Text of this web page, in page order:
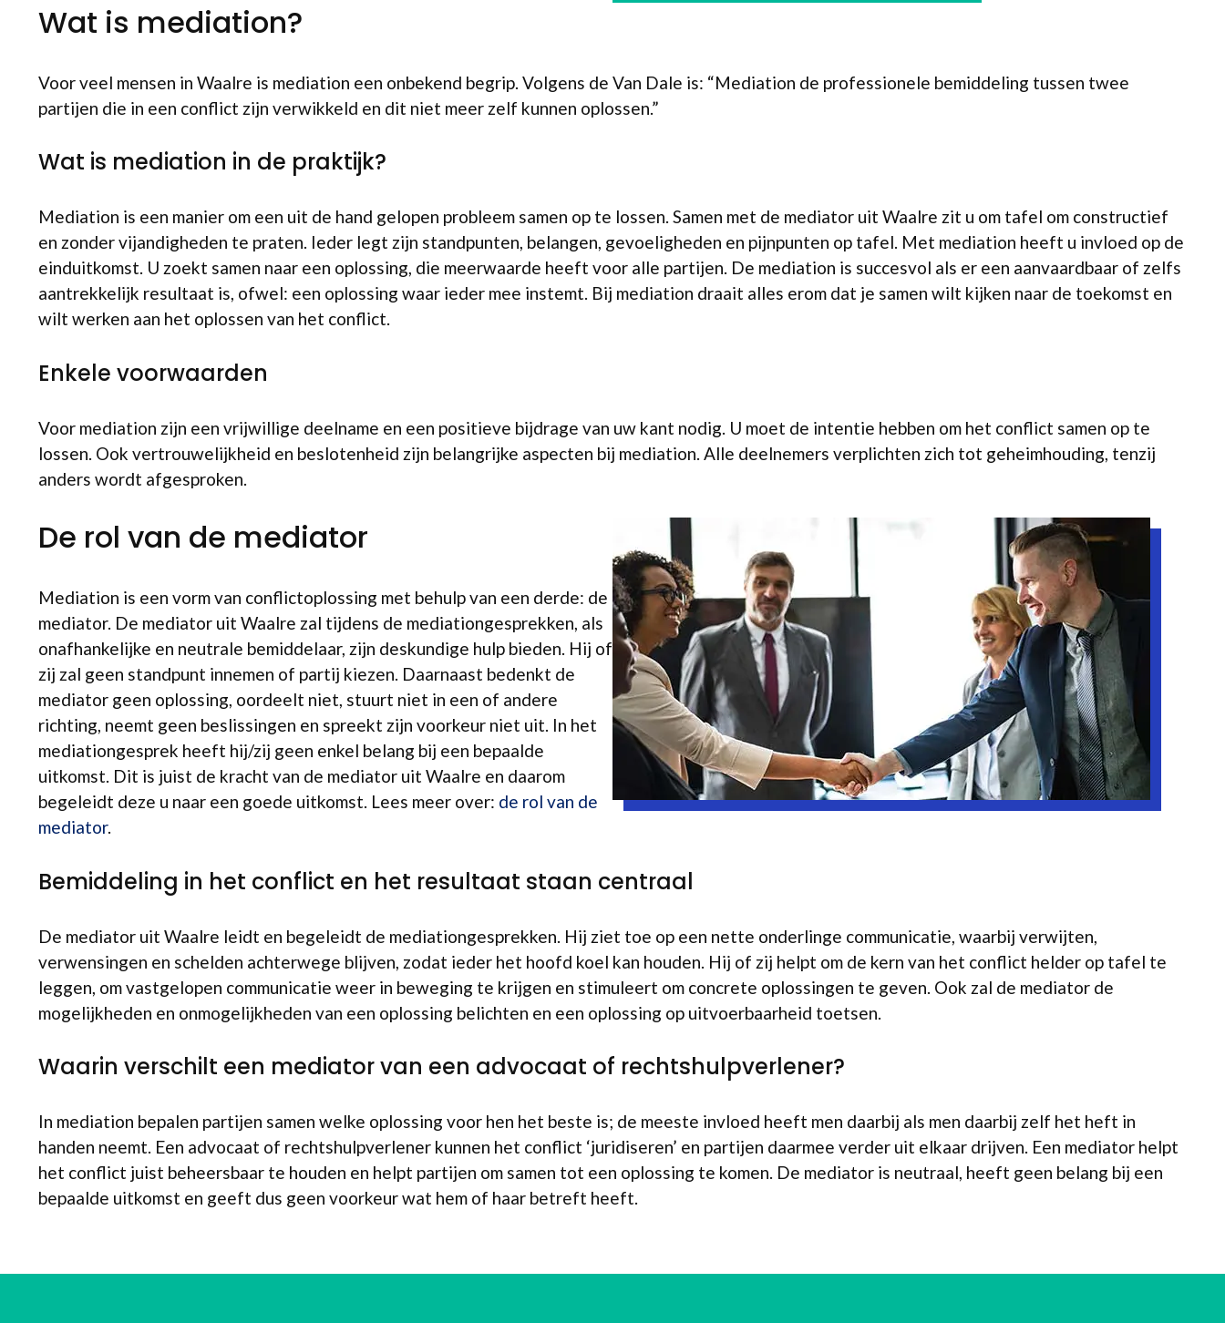
Wat is mediation?
Voor veel mensen in Waalre is mediation een onbekend begrip. Volgens de Van Dale is: “Mediation de professionele bemiddeling tussen twee
partijen die in een conflict zijn verwikkeld en dit niet meer zelf kunnen oplossen.”
Wat is mediation in de praktijk?
Mediation is een manier om een uit de hand gelopen probleem samen op te lossen. Samen met de mediator uit Waalre zit u om tafel om constructief
en zonder vijandigheden te praten. Ieder legt zijn standpunten, belangen, gevoeligheden en pijnpunten op tafel. Met mediation heeft u invloed op de
einduitkomst. U zoekt samen naar een oplossing, die meerwaarde heeft voor alle partijen. De mediation is succesvol als er een aanvaardbaar of zelfs
aantrekkelijk resultaat is, ofwel: een oplossing waar ieder mee instemt. Bij mediation draait alles erom dat je samen wilt kijken naar de toekomst en
wilt werken aan het oplossen van het conflict.
Enkele voorwaarden
Voor mediation zijn een vrijwillige deelname en een positieve bijdrage van uw kant nodig. U moet de intentie hebben om het conflict samen op te
lossen. Ook vertrouwelijkheid en beslotenheid zijn belangrijke aspecten bij mediation. Alle deelnemers verplichten zich tot geheimhouding, tenzij
anders wordt afgesproken.
De rol van de mediator
Mediation is een vorm van conflictoplossing met behulp van een derde: de
mediator. De mediator uit Waalre zal tijdens de mediationgesprekken, als
onafhankelijke en neutrale bemiddelaar, zijn deskundige hulp bieden. Hij of
zij zal geen standpunt innemen of partij kiezen. Daarnaast bedenkt de
mediator geen oplossing, oordeelt niet, stuurt niet in een of andere
richting, neemt geen beslissingen en spreekt zijn voorkeur niet uit. In het
mediationgesprek heeft hij/zij geen enkel belang bij een bepaalde
uitkomst. Dit is juist de kracht van de mediator uit Waalre en daarom
begeleidt deze u naar een goede uitkomst. Lees meer over: de rol van de
mediator.
Bemiddeling in het conflict en het resultaat staan centraal
De mediator uit Waalre leidt en begeleidt de mediationgesprekken. Hij ziet toe op een nette onderlinge communicatie, waarbij verwijten,
verwensingen en schelden achterwege blijven, zodat ieder het hoofd koel kan houden. Hij of zij helpt om de kern van het conflict helder op tafel te
leggen, om vastgelopen communicatie weer in beweging te krijgen en stimuleert om concrete oplossingen te geven. Ook zal de mediator de
mogelijkheden en onmogelijkheden van een oplossing belichten en een oplossing op uitvoerbaarheid toetsen.
Waarin verschilt een mediator van een advocaat of rechtshulpverlener?
In mediation bepalen partijen samen welke oplossing voor hen het beste is; de meeste invloed heeft men daarbij als men daarbij zelf het heft in
handen neemt. Een advocaat of rechtshulpverlener kunnen het conflict ‘juridiseren’ en partijen daarmee verder uit elkaar drijven. Een mediator helpt
het conflict juist beheersbaar te houden en helpt partijen om samen tot een oplossing te komen. De mediator is neutraal, heeft geen belang bij een
bepaalde uitkomst en geeft dus geen voorkeur wat hem of haar betreft heeft.